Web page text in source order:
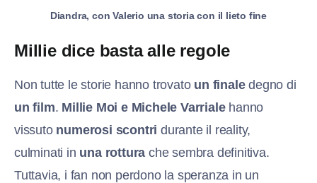
Diandra, con Valerio una storia con il lieto fine
Millie dice basta alle regole
Non tutte le storie hanno trovato un finaledegno di
un film. Millie Moi e Michele Varrialehanno
vissuto numerosi scontri durante il reality,
culminati in una rottura che sembra definitiva.
Tuttavia, i fan non perdono la speranza in un